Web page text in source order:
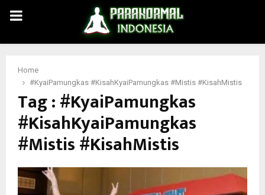
PRIMARY
MENU
Home
#KyaiPamungkas #KisahKyaiPamungkas #Mistis #KisahMistis
Tag : #KyaiPamungkas
#KisahKyaiPamungkas
#Mistis #KisahMistis